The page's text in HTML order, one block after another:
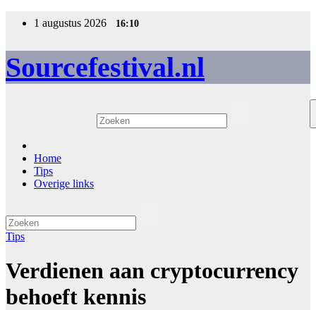
naar
inhoud
1 augustus 2026 16:10
Sourcefestival.nl
Home
Tips
Overige links
Tips
Verdienen aan cryptocurrency
behoeft kennis